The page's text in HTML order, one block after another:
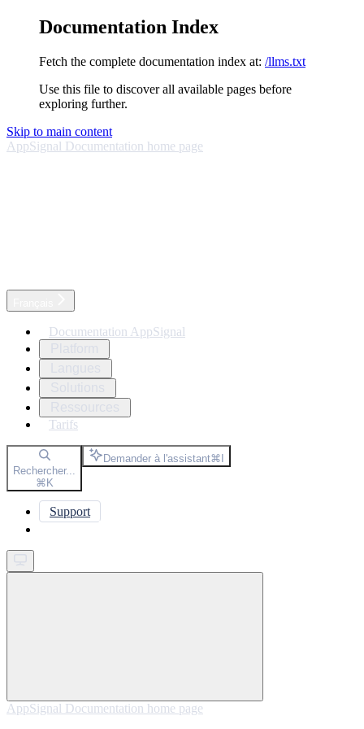
Documentation Index
Fetch the complete documentation index at: /llms.txt
Use this file to discover all available pages before
exploring further.
Skip to main content
AppSignal Documentation home page
Documentation AppSignal
Tarifs
Rechercher...
⌘K
Demander à l'assistant⌘I
Support
AppSignal Documentation home page